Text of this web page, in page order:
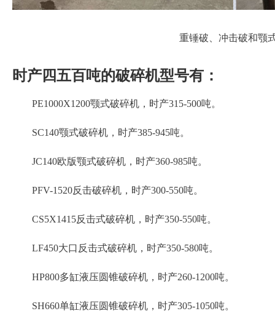
重锤破、冲击破和颚
时产四五百吨的破碎机型号有：
PE1000X1200颚式破碎机，时产315-500吨。
SC140颚式破碎机，时产385-945吨。
JC140欧版颚式破碎机，时产360-985吨。
PFV-1520反击破碎机，时产300-550吨。
CS5X1415反击式破碎机，时产350-550吨。
LF450大口反击式破碎机，时产350-580吨。
HP800多缸液压圆锥破碎机，时产260-1200吨。
SH660单缸液压圆锥破碎机，时产305-1050吨。